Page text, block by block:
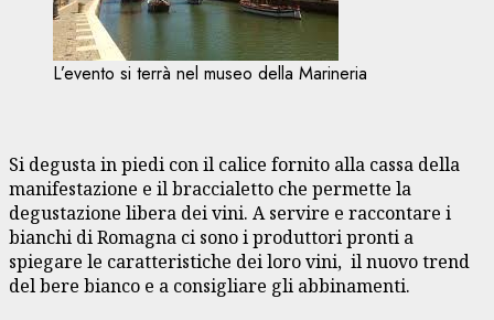
L’evento si terrà nel museo della Marineria
Si degusta in piedi con il calice fornito alla cassa della
manifestazione e il braccialetto che permette la
degustazione libera dei vini. A servire e raccontare i
bianchi di Romagna ci sono i produttori pronti a
spiegare le caratteristiche dei loro vini, il nuovo trend
del bere bianco e a consigliare gli abbinamenti.